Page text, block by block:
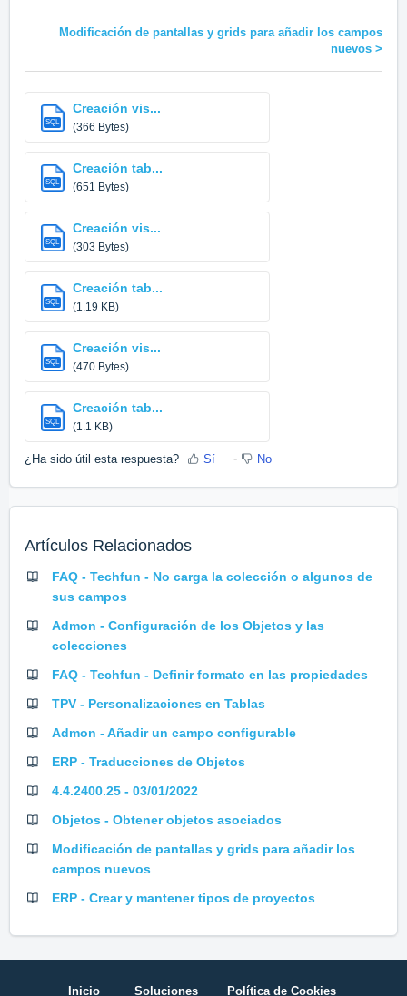
Modificación de pantallas y grids para añadir los campos
nuevos >
SQL
Creación vis...
(366 Bytes)
SQL
Creación tab...
(651 Bytes)
SQL
Creación vis...
(303 Bytes)
SQL
Creación tab...
(1.19 KB)
SQL
Creación vis...
(470 Bytes)
SQL
Creación tab...
(1.1 KB)
¿Ha sido útil esta respuesta? Sí No
Artículos Relacionados
FAQ - Techfun - No carga la colección o algunos de
sus campos
Admon - Configuración de los Objetos y las
colecciones
FAQ - Techfun - Definir formato en las propiedades
TPV - Personalizaciones en Tablas
Admon - Añadir un campo configurable
ERP - Traducciones de Objetos
4.4.2400.25 - 03/01/2022
Objetos - Obtener objetos asociados
Modificación de pantallas y grids para añadir los
campos nuevos
ERP - Crear y mantener tipos de proyectos
Inicio Soluciones Política de Cookies